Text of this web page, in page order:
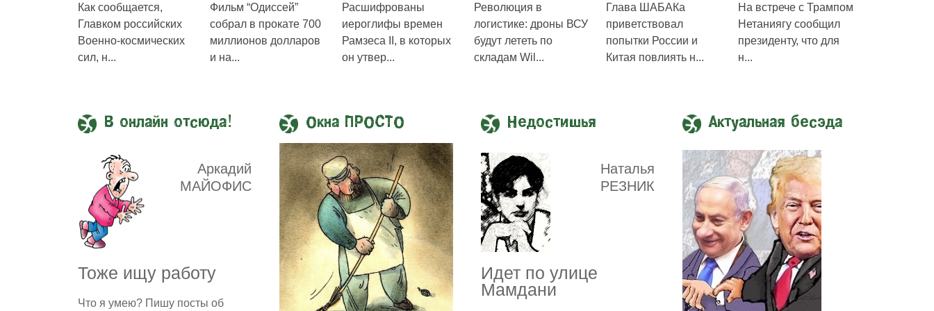
Как сообщается,
Главком российских
Военно-космических
сил, н...
Фильм “Одиссей”
собрал в прокате 700
миллионов долларов
и на...
Расшифрованы
иероглифы времен
Рамзеса II, в которых
он утвер...
Революция в
логистике: дроны ВСУ
будут лететь по
складам Wil...
Глава ШАБАКа
приветствовал
попытки России и
Китая повлиять н...
На встрече с Трампом
Нетаниягу сообщил
президенту, что для
н...
В онлайн отсюда!
Аркадий
МАЙОФИС
Тоже ищу работу
Что я умею? Пишу посты об
Окна ПРОСТО Недостишья
Наталья
РЕЗНИК
Идет по улице
Мамдани
Актуальная бесэда